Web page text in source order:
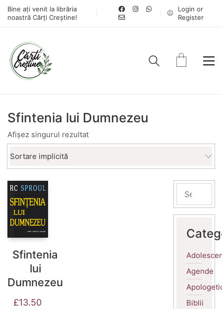
Bine ați venit la librăria
noastră Cărți Creștine!
Login or
Register
Sfintenia lui Dumnezeu
Afișez singurul rezultat
Sortare implicită
Sfintenia
lui
Dumnezeu
£13.50
Agende
Biblii